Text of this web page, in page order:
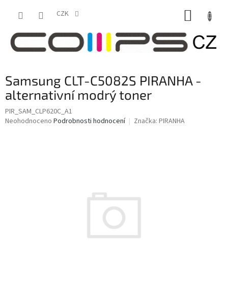
CZK
Samsung CLT-C5082S PIRANHA -
alternativní modrý toner
PIR_SAM_CLP620C_A1
Průměrné
Neohodnoceno Podrobnosti hodnocení Značka: PIRANHA